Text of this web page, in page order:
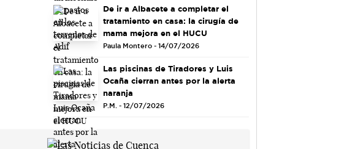
De ir a Albacete a completar el
tratamiento en casa: la cirugía de
mama mejora en el HUCU
Paula Montero - 14/07/2026
Las piscinas de Tiradores y Luis
Ocaña cierran antes por la alerta
naranja
P.M. - 12/07/2026